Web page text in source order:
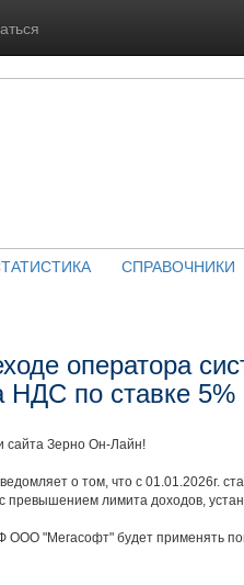
СПРАВОЧНИКИ
оператора
НДС по ставке 5%
сайта Зерно Он-Лайн!
о том, что с 01.01.2026г.
превышением лимита доходов,
ООО "Мегасофт" будет применять